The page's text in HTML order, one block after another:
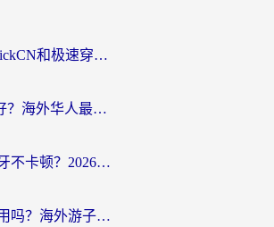
海外党必看：ChickCN和极速穿梭VPN好用吗？3招教你选对回国加速器无缝刷国内资源
斧牛和light哪个好？海外华人最关心的回国加速器选择难题，一篇讲透
在国外怎么用虎牙不卡顿？2026海外华人亲测有效的回国加速器选择指南
斧牛和加速喵好用吗？海外游子的真实选择困境